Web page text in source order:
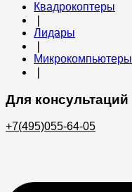
Квадрокоптеры
Лидары
Микрокомпьютеры
Для консультаций
+7(495)055-64-05